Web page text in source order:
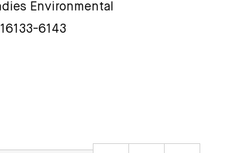
Environmental
6143